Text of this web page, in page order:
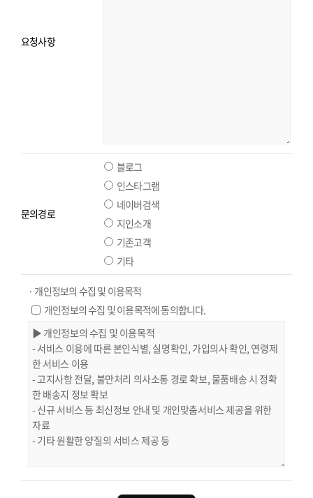
요청사항
문의경로
블로그
인스타그램
네이버검색
지인소개
기존고객
기타
· 개인정보의 수집 및 이용목적
개인정보의 수집 및 이용목적에 동의합니다.